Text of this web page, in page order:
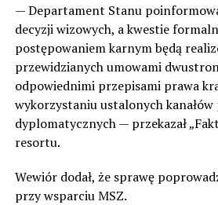
— Departament Stanu
decyzji wizowych, a kwestie
postępowaniem karnym będą
przewidzianych umowami
odpowiednimi przepisami prawa
wykorzystaniu ustalonych
dyplomatycznych — przekazał
resortu.
Wewiór dodał, że sprawę
przy wsparciu MSZ.